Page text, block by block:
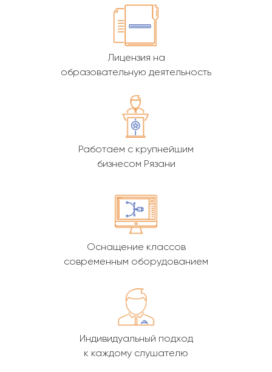
Лицензия на
образовательную деятельность
Работаем с крупнейшим
бизнесом Рязани
Оснащение классов
современным оборудованием
Индивидуальный подход
к каждому слушателю